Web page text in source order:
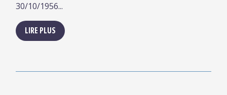
30/10/1956...
LIRE PLUS